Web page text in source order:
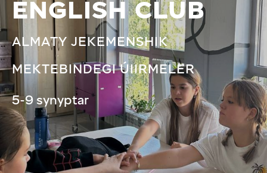
ENGLISH CLUB
ALMATY JEKEMENSHIK
MEKTEBINDEGI ÚIIRMELER
5-9 synyptar